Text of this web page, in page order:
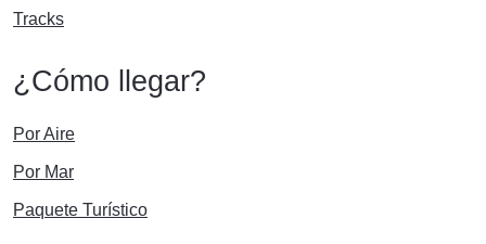
Tracks
¿Cómo llegar?
Por Aire
Por Mar
Paquete Turístico